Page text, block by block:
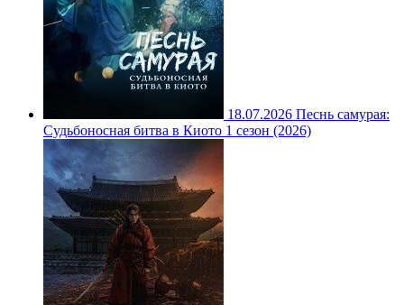
18.07.2026 Песнь самурая:
Судьбоносная битва в Киото 1 сезон (2026)